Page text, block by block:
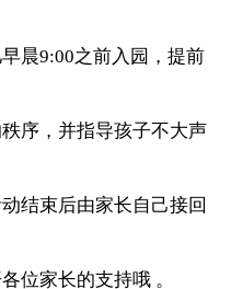
晨9:00之前入园，提前
序，并指导孩子不大声
结束后由家长自己接回
位家长的支持哦 。